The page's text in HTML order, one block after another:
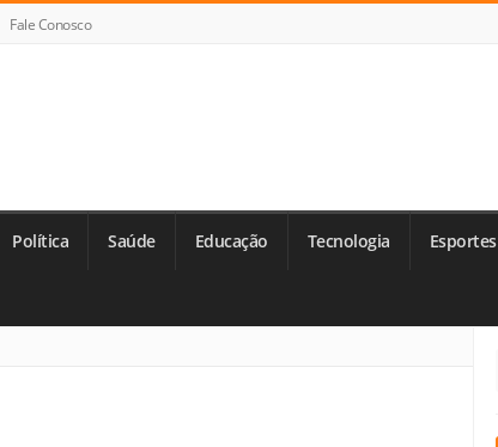
Fale Conosco
Política Saúde Educação Tecnologia Esportes